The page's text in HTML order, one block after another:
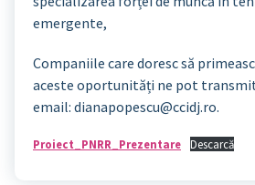
emergente,
Companiile care doresc să
aceste oportunități ne pot
email: dianapopescu@ccidj.ro.
Proiect_PNRR_Prezentare Descarcă